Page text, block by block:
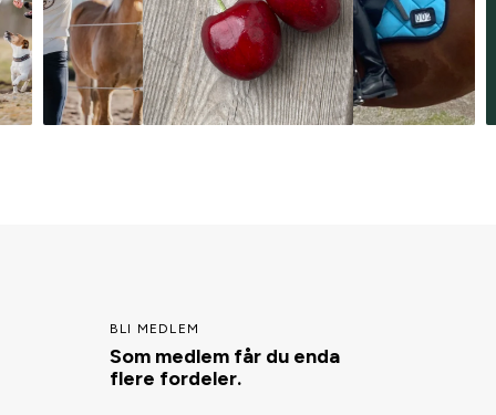
BLI MEDLEM
Som medlem får du enda
flere fordeler.